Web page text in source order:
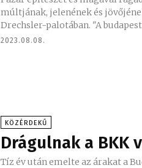
múltjának, jelenének és
Drechsler-
2023.08.08.
KÖZÉRDEKŰ
Drágulnak a BKK
Tíz év után emelte az árakat a